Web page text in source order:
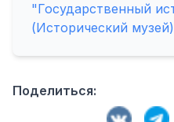
"Государственный
(Исторический музей)
Поделиться: